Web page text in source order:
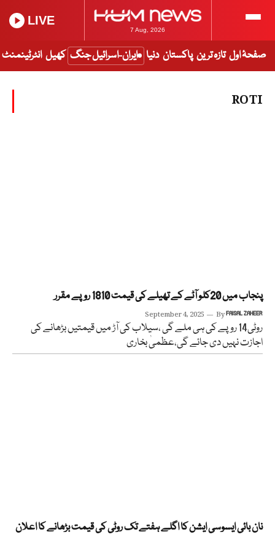
7 Aug, 2026
LIVE
صفحۂ اول تازہ ترین پاکستان دنیا ایران-اسرائیل جنگ کھیل انٹرٹینمنٹ
ROTI
پنجاب میں 20کلو آٹے کے تھیلے کی قیمت 1810 روپے مقرر
September 4, 2025 ByFAISAL ZAHEER
روٹی14 روپے کی ہی ملے گی ،سیلاب کی آڑ میں قیمتیں بڑھانے کی
اجازت نہیں دی جائے گی،عظمیٰ بخاری
نان بائی ایسوسی ایشن کا اگلے ہفتے تک روٹی کی قیمت بڑھانے کا اعلان